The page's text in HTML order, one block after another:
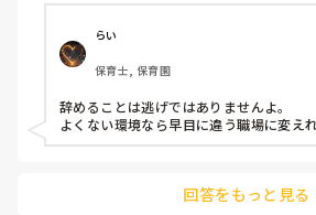
今で言う不適切保育も
仕方ないよね
もう何も言わずに
子どもの言いなりになればいいんだね
などいう意見で…
上の先生に相談することは難しそうで
最後の職場にしようと思っていましたが
らい
保育士, 保育園
辞めることは逃げではありませんよ。
よくない環境なら早目に違う職場に変え
回答をもっと見る